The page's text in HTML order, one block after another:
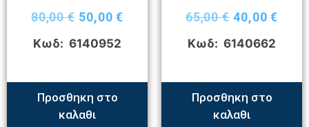
80,00€ 50,00€
Κωδ: 6140952
Προσθηκη στο
καλαθι
65,00€ 40,00€
Κωδ: 6140662
Προσθηκη στο
καλαθι